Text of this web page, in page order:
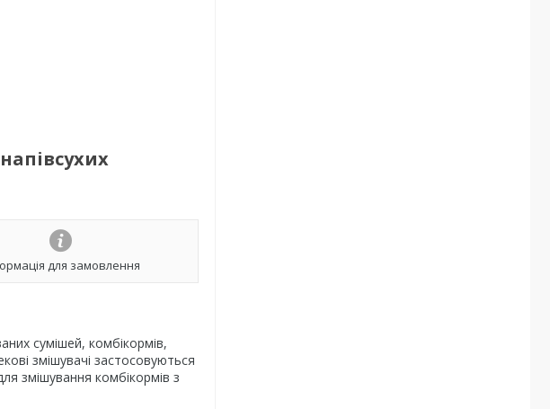
для замовлення
сумішей, комбікормів,
змішувачі застосовуються
змішування комбікормів з